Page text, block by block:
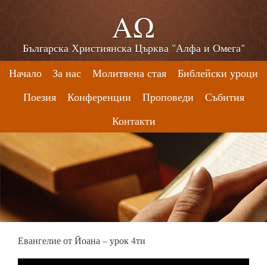
ΑΩ
Българска Християнска Църква "Алфа и Омега"
Начало
За нас Молитвена стая
Библейски уроци
Поезия
Конференции Проповеди
Събития
Контакти
Евангелие от Йоана – урок 4ти